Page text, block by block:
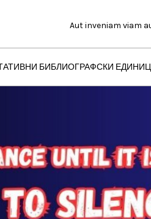
Aut inveniam viam
БИБЛИОГРАФСКИ